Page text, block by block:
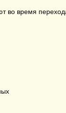
время